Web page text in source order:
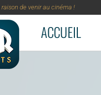
raison de venir au cinéma !
ACCUEIL